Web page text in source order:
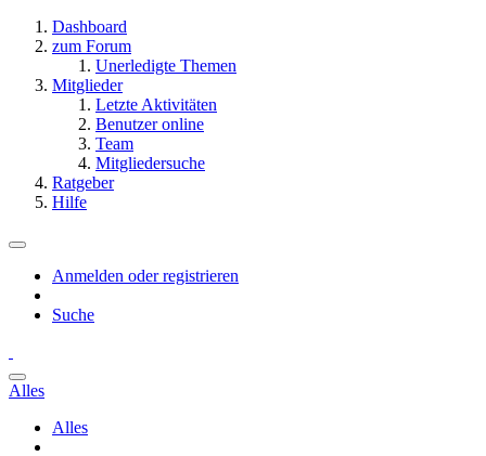
Dashboard
zum Forum
Unerledigte Themen
Mitglieder
Letzte Aktivitäten
Benutzer online
Team
Mitgliedersuche
Ratgeber
Hilfe
Anmelden oder registrieren
Suche
Alles
Alles